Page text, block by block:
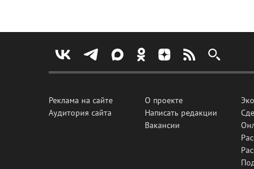
Реклама на сайте
Аудитория сайта
О проекте
Написать редакции
Вакансии